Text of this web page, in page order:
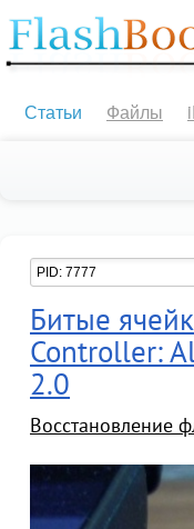
Статьи Файлы
Битые
Controller:
2.0
Восстановление